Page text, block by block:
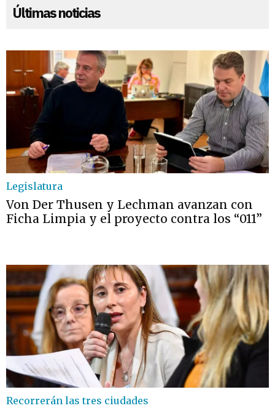
Últimas noticias
Legislatura
Von Der Thusen y Lechman avanzan con
Ficha Limpia y el proyecto contra los “011”
Recorrerán las tres ciudades